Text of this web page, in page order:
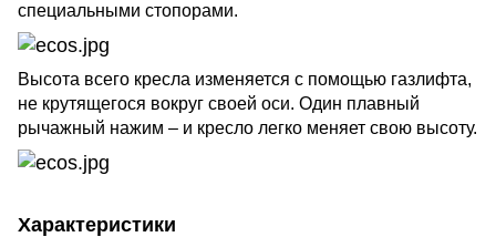
специальными стопорами.
Высота всего кресла изменяется с помощью газлифта,
не крутящегося вокруг своей оси. Один плавный
рычажный нажим – и кресло легко меняет свою высоту.
Характеристики